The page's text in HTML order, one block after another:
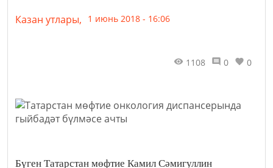
Казан утлары, 1 июнь 2018 - 16:06
1108 0 0
Бүген Татарстан мөфтие Камил Сәмигуллин